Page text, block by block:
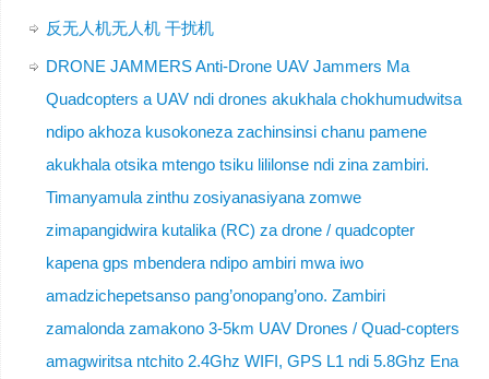
反无人机无人机 干扰机
DRONE JAMMERS Anti-Drone UAV Jammers Ma
Quadcopters a UAV ndi drones akukhala chokhumudwitsa
ndipo akhoza kusokoneza zachinsinsi chanu pamene
akukhala otsika mtengo tsiku lililonse ndi zina zambiri.
Timanyamula zinthu zosiyanasiyana zomwe
zimapangidwira kutalika (RC) za drone / quadcopter
kapena gps mbendera ndipo ambiri mwa iwo
amadzichepetsanso pang’onopang’ono. Zambiri
zamalonda zamakono 3-5km UAV Drones / Quad-copters
amagwiritsa ntchito 2.4Ghz WIFI, GPS L1 ndi 5.8Ghz Ena